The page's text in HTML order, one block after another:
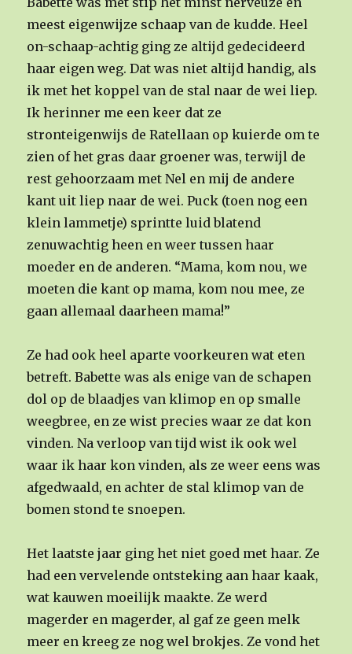
meest eigenwijze schaap van de kudde. Heel
on-schaap-achtig ging ze altijd gedecideerd
haar eigen weg. Dat was niet altijd handig, als
ik met het koppel van de stal naar de wei liep.
Ik herinner me een keer dat ze
stronteigenwijs de Ratellaan op kuierde om te
zien of het gras daar groener was, terwijl de
rest gehoorzaam met Nel en mij de andere
kant uit liep naar de wei. Puck (toen nog een
klein lammetje) sprintte luid blatend
zenuwachtig heen en weer tussen haar
moeder en de anderen. “Mama, kom nou, we
moeten die kant op mama, kom nou mee, ze
gaan allemaal daarheen mama!”
Ze had ook heel aparte voorkeuren wat eten
betreft. Babette was als enige van de schapen
dol op de blaadjes van klimop en op smalle
weegbree, en ze wist precies waar ze dat kon
vinden. Na verloop van tijd wist ik ook wel
waar ik haar kon vinden, als ze weer eens was
afgedwaald, en achter de stal klimop van de
bomen stond te snoepen.
Het laatste jaar ging het niet goed met haar. Ze
had een vervelende ontsteking aan haar kaak,
wat kauwen moeilijk maakte. Ze werd
magerder en magerder, al gaf ze geen melk
meer en kreeg ze nog wel brokjes. Ze vond het